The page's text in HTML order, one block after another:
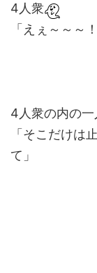
4人衆
「えぇ～～～
4人衆の内の一
「そこだけは
て」